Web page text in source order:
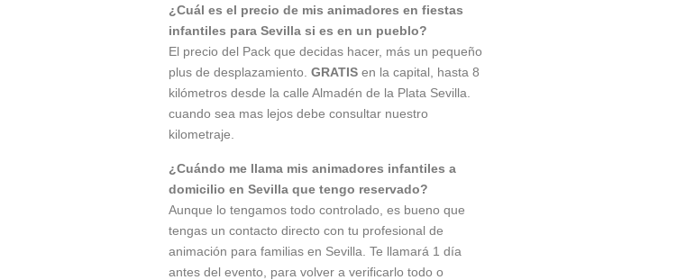
¿Cuál es el precio de mis animadores en fiestas
infantiles para Sevilla si es en un pueblo?
El precio del Pack que decidas hacer, más un pequeño
plus de desplazamiento. GRATISen la capital, hasta 8
kilómetros desde la calle Almadén de la Plata Sevilla.
cuando sea mas lejos debe consultar nuestro
kilometraje.
¿Cuándo me llama mis animadores infantiles a
domicilio en Sevilla que tengo reservado?
Aunque lo tengamos todo controlado, es bueno que
tengas un contacto directo con tu profesional de
animación para familias en Sevilla. Te llamará 1 día
antes del evento, para volver a verificarlo todo o